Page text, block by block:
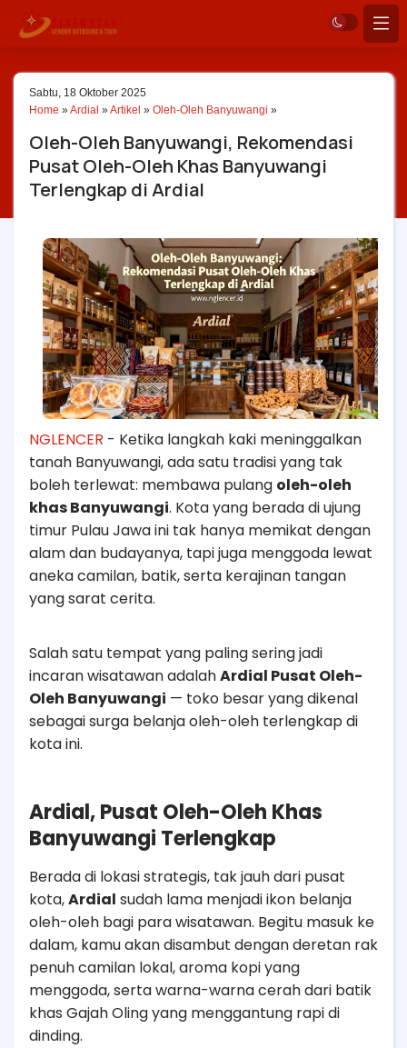
Sabtu, 18 Oktober 2025
Home »Ardial »Artikel » Oleh-Oleh Banyuwangi »
Oleh-Oleh Banyuwangi, Rekomendasi
Pusat Oleh-Oleh Khas Banyuwangi
Terlengkap di Ardial
NGLENCER - Ketika langkah kaki meninggalkan
tanah Banyuwangi, ada satu tradisi yang tak
boleh terlewat: membawa pulang oleh-oleh
khas Banyuwangi. Kota yang berada di ujung
timur Pulau Jawa ini tak hanya memikat dengan
alam dan budayanya, tapi juga menggoda lewat
aneka camilan, batik, serta kerajinan tangan
yang sarat cerita.
Salah satu tempat yang paling sering jadi
incaran wisatawan adalahArdial Pusat Oleh-
Oleh Banyuwangi — toko besar yang dikenal
sebagai surga belanja oleh-oleh terlengkap di
kota ini.
Ardial, Pusat Oleh-Oleh Khas
Banyuwangi Terlengkap
Berada di lokasi strategis, tak jauh dari pusat
kota,Ardial sudah lama menjadi ikon belanja
oleh-oleh bagi para wisatawan. Begitu masuk ke
dalam, kamu akan disambut dengan deretan rak
penuh camilan lokal, aroma kopi yang
menggoda, serta warna-warna cerah dari batik
khas Gajah Oling yang menggantung rapi di
dinding.